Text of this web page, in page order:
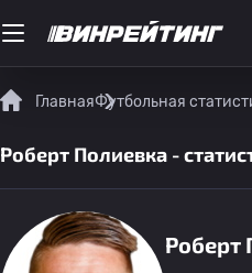
ГлавнаяФутбольная
Роберт Полиевка -
Роберт